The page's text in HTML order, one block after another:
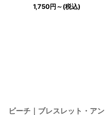
1,750円～(税込)
ビーチ｜ブレスレット・アン